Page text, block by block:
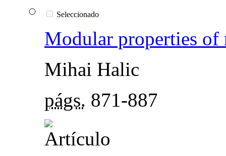
Seleccionado
Modular properties of
Mihai Halic
págs. 871-887